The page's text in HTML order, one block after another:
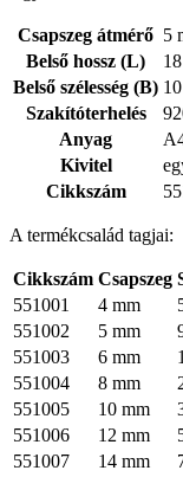
Csapszeg átmérő 5
Belső hossz (L)
Belső szélesség (B)
Szakítóterhelés
Anyag
Kivitel
Cikkszám
A termékcsalád tagjai:
Cikkszám Csapszeg
551001
4 mm
551002
5 mm
551003
6 mm
551004
8 mm
551005
10 mm
551006
12 mm
551007
14 mm